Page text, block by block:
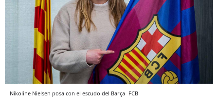
Nikoline Nielsen posa con el escudo del Barça FCB